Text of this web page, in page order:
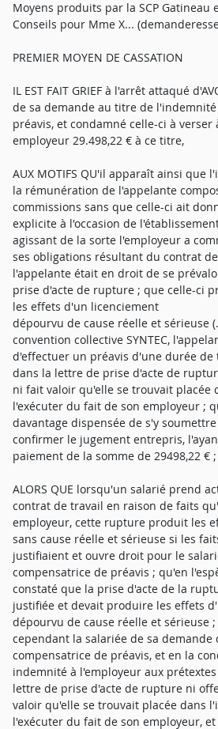
Moyens produits par la SCP Gatineau
Conseils pour Mme X...
PREMIER MOYEN DE CASSATION
IL EST FAIT GRIEF à l'arrêt attaqué
de sa demande au titre de
préavis, et condamné celle-ci à verser
employeur 29.498,22 € à ce titre,
AUX MOTIFS QU'il apparaît ainsi que
la rémunération de l'appelante
commissions sans que celle-ci ait
explicite à l'occasion de
agissant de la sorte l'employeur a
ses obligations résultant du contrat
l'appelante était en droit de se
prise d'acte de rupture ; que celle-ci
les effets d'un licenciement
dépourvu de cause réelle et sérieuse
convention collective SYNTEC,
d'effectuer un préavis d'une durée de
dans la lettre de prise d'acte de
ni fait valoir qu'elle se trouvait placée
l'exécuter du fait de son employeur ;
davantage dispensée de s'y
confirmer le jugement entrepris,
paiement de la somme de 29498,22 € ;
ALORS QUE lorsqu'un salarié prend
contrat de travail en raison de faits
employeur, cette rupture produit les
sans cause réelle et sérieuse si les
justifiaient et ouvre droit pour le
compensatrice de préavis ; qu'en
constaté que la prise d'acte de la
justifiée et devait produire les effets
dépourvu de cause réelle et sérieuse
cependant la salariée de sa
compensatrice de préavis, et en la
indemnité à l'employeur aux
lettre de prise d'acte de rupture ni
valoir qu'elle se trouvait placée dans
l'exécuter du fait de son employeur,